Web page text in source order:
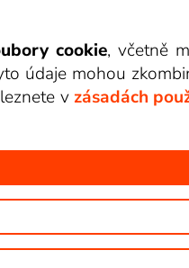
cookie, včetně
údaje mohou
v zásadách